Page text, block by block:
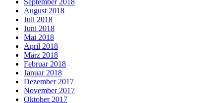
September 2018
August 2018
Juli 2018
Juni 2018
Mai 2018
April 2018
März 2018
Februar 2018
Januar 2018
Dezember 2017
November 2017
Oktober 2017